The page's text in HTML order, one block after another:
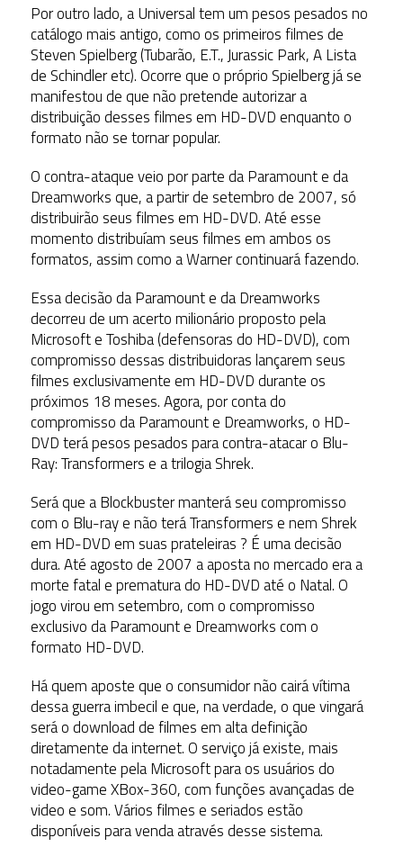
Por outro lado, a Universal tem um pesos pesados no
catálogo mais antigo, como os primeiros filmes de
Steven Spielberg (Tubarão, E.T., Jurassic Park, A Lista
de Schindler etc). Ocorre que o próprio Spielberg já se
manifestou de que não pretende autorizar a
distribuição desses filmes em HD-DVD enquanto o
formato não se tornar popular.
O contra-ataque veio por parte da Paramount e da
Dreamworks que, a partir de setembro de 2007, só
distribuirão seus filmes em HD-DVD. Até esse
momento distribuíam seus filmes em ambos os
formatos, assim como a Warner continuará fazendo.
Essa decisão da Paramount e da Dreamworks
decorreu de um acerto milionário proposto pela
Microsoft e Toshiba (defensoras do HD-DVD), com
compromisso dessas distribuidoras lançarem seus
filmes exclusivamente em HD-DVD durante os
próximos 18 meses. Agora, por conta do
compromisso da Paramount e Dreamworks, o HD-
DVD terá pesos pesados para contra-atacar o Blu-
Ray: Transformers e a trilogia Shrek.
Será que a Blockbuster manterá seu compromisso
com o Blu-ray e não terá Transformers e nem Shrek
em HD-DVD em suas prateleiras ? É uma decisão
dura. Até agosto de 2007 a aposta no mercado era a
morte fatal e prematura do HD-DVD até o Natal. O
jogo virou em setembro, com o compromisso
exclusivo da Paramount e Dreamworks com o
formato HD-DVD.
Há quem aposte que o consumidor não cairá vítima
dessa guerra imbecil e que, na verdade, o que vingará
será o download de filmes em alta definição
diretamente da internet. O serviço já existe, mais
notadamente pela Microsoft para os usuários do
video-game XBox-360, com funções avançadas de
video e som. Vários filmes e seriados estão
disponíveis para venda através desse sistema.